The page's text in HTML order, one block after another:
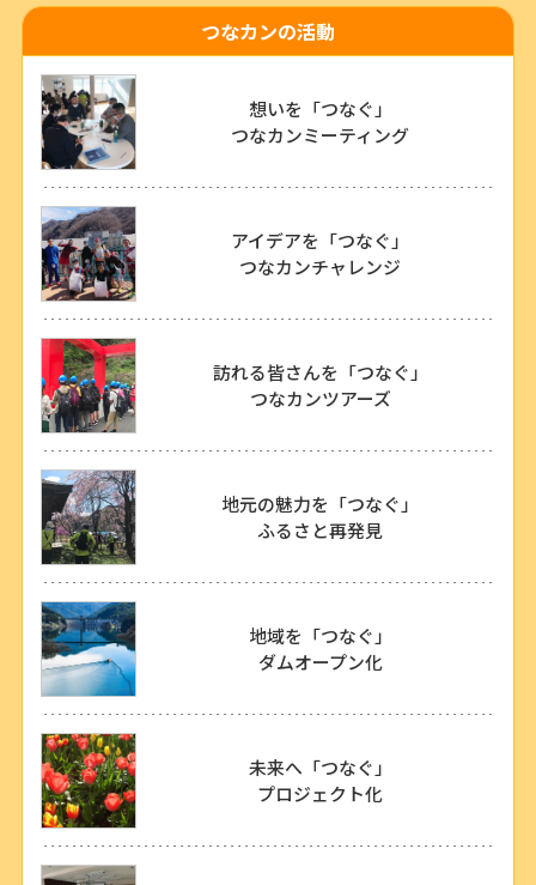
つなカンの活動
想いを「つなぐ」
つなカンミーティング
アイデアを「つなぐ」
つなカンチャレンジ
訪れる皆さんを「つなぐ」
つなカンツアーズ
地元の魅力を「つなぐ」
ふるさと再発見
地域を「つなぐ」
ダムオープン化
未来へ「つなぐ」
プロジェクト化